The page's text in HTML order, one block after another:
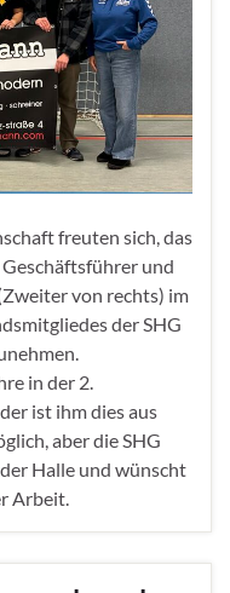
freuten sich, das
und
von rechts) im
der SHG
in der 2.
ist ihm dies aus
aber die SHG
Halle und wünscht
Arbeit.